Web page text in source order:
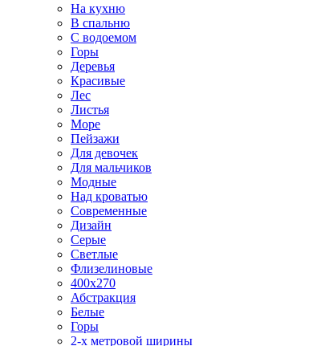
На кухню
В спальню
С водоемом
Горы
Деревья
Красивые
Лес
Листья
Море
Пейзажи
Для девочек
Для мальчиков
Модные
Над кроватью
Современные
Дизайн
Серые
Светлые
Флизелиновые
400х270
Абстракция
Белые
Горы
2-х метровой ширины